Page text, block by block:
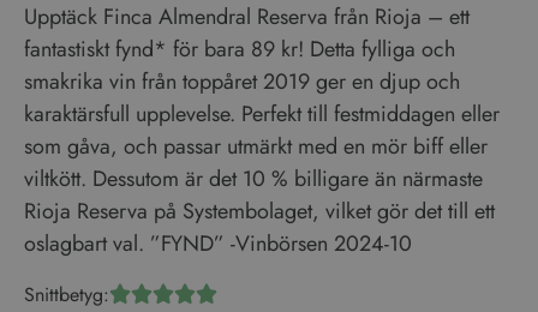
Upptäck Finca Almendral Reserva från Rioja – ett
fantastiskt fynd* för bara 89 kr! Detta fylliga och
smakrika vin från toppåret 2019 ger en djup och
karaktärsfull upplevelse. Perfekt till festmiddagen eller
som gåva, och passar utmärkt med en mör biff eller
viltkött. Dessutom är det 10 % billigare än närmaste
Rioja Reserva på Systembolaget, vilket gör det till ett
oslagbart val. ”FYND” -Vinbörsen 2024-10
Snittbetyg: